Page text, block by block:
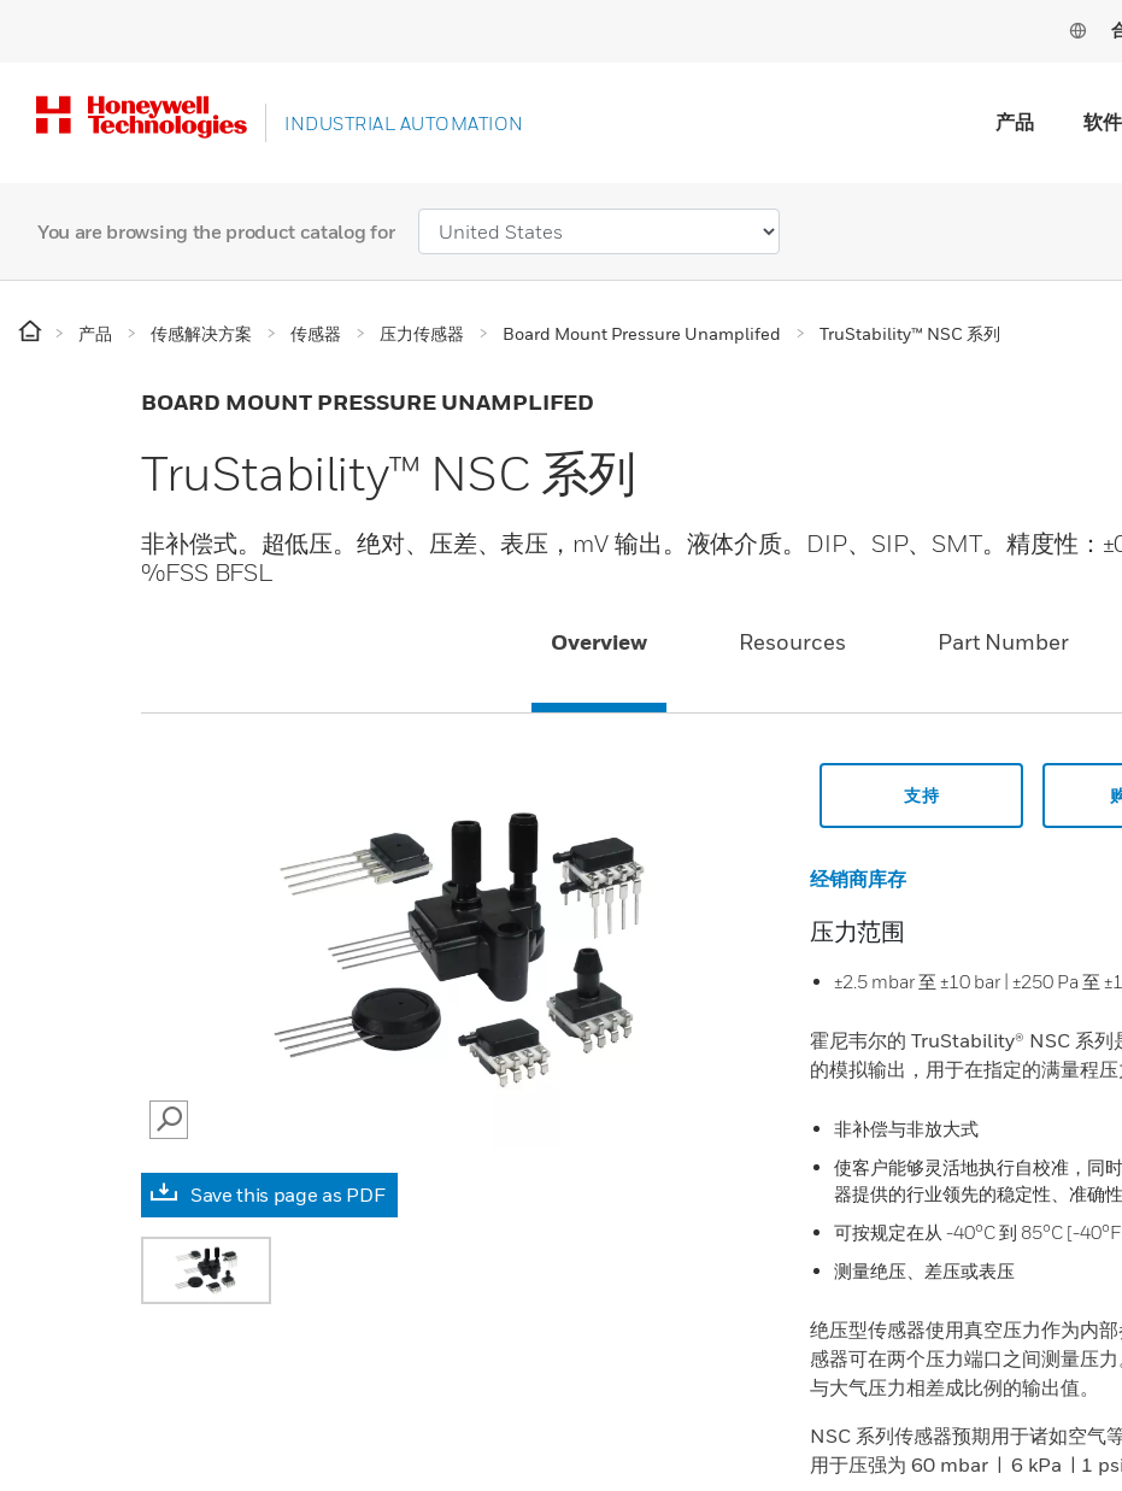
INDUSTRIAL AUTOMATION 产品 软件
You are browsing the product catalog for
产品 传感解决方案 传感器 压力传感器 Board Mount Pressure Unamplifed TruStability™ NSC 系列
BOARD MOUNT PRESSURE UNAMPLIFED
TruStability™ NSC 系列
非补偿式。超低压。绝对、压差、表压，mV 输出。液体介质。DIP、SIP、SMT。精度性：
%FSS BFSL
Overview Resources Part Number
SEARCH
Save this page as PDF
支持
经销商库存
压力范围
±2.5 mbar 至 ±10 bar | ±250 Pa 至
霍尼韦尔的 TruStability® NSC 系列
的模拟输出，用于在指定的满量程
非补偿与非放大式
使客户能够灵活地执行自校准，同
器提供的行业领先的稳定性、准确
可按规定在从 -40°C 到 85°C [-
测量绝压、差压或表压
绝压型传感器使用真空压力作为内
感器可在两个压力端口之间测量压
与大气压力相差成比例的输出值。
NSC 系列传感器预期用于诸如空气
用于压强为 60 mbar | 6 kPa | 1 psi